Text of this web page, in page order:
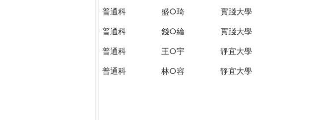
普通科
盛○琦 實踐大學
普通科
錢○綸 實踐大學
普通科
王○宇 靜宜大學
普通科
林○容 靜宜大學